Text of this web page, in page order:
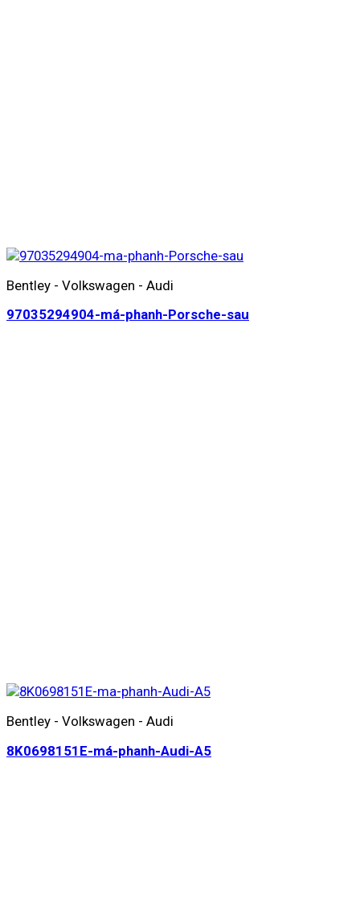
Bentley - Volkswagen - Audi
97035294904-má-phanh-Porsche-sau
Bentley - Volkswagen - Audi
8K0698151E-má-phanh-Audi-A5